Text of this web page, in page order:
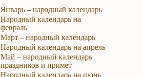
Январь – народный календарь
Народный календарь на
февраль
Март – народный календарь
Народный календарь на апрель
Май – народный календарь
праздников и примет
Народный календарь на июнь